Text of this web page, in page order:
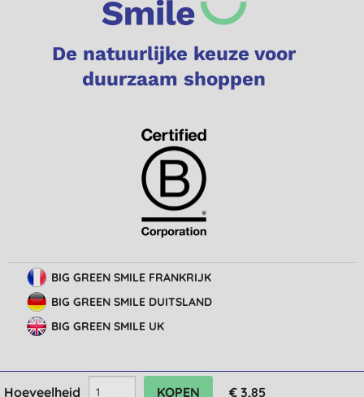
Hoeveelheid € 3,85
De natuurlijke keuze voor
duurzaam shoppen
BIG GREEN SMILE FRANKRIJK
BIG GREEN SMILE DUITSLAND
BIG GREEN SMILE UK
© Big Green Smile Europe Algemene voorwaarden